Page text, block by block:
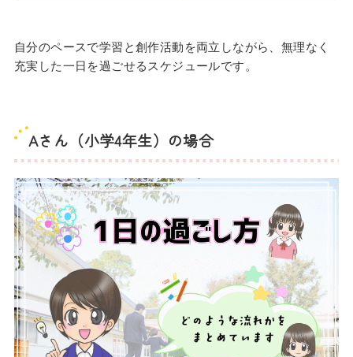
自分のペースで学習と創作活動を両立しながら、無理なく
充実した一日を過ごせるスケジュールです。
Aさん（小学4年生）の場合